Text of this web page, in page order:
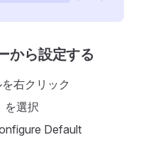
から設定する
右クリック
を選択
Default